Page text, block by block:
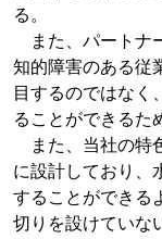
る。
また、パートナ
知的障害のある従
目するのではなく
ることができるた
また、当社の特
に設計しており、
することができる
切りを設けていな